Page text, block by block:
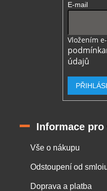
E-mail
Vložením
údajů
Informace pro
Vše o nákupu
Odstoupení od
Doprava a platba